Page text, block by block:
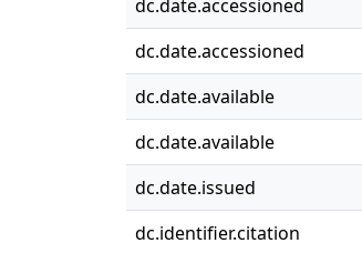
dc.date.accessioned
dc.date.accessioned
dc.date.available
dc.date.available
dc.date.issued
dc.identifier.citation